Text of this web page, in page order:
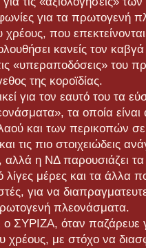
για τα πρωτογενή
που
κανείς τον
«υπεραποδόσεις» του
της κοροϊδίας.
για τον εαυτό του τα
τα οποία είναι
και των περικοπών
τις πιο στοιχειώδεις
αλλά η ΝΔ παρουσιάζει
μέρες και τα άλλα
για να
πλεονάσματα.
ο ΣΥΡΙΖΑ, όταν παζάρευε
χρέους, με στόχο να